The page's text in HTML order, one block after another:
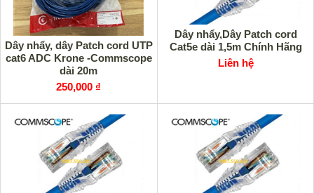
Dây nhẩy, dây Patch cord UTP
cat6 ADC Krone -Commscope
dài 20m
250,000 ₫
Dây nhẩy,Dây Patch cord
Cat5e dài 1,5m Chính Hãng
Liên hệ